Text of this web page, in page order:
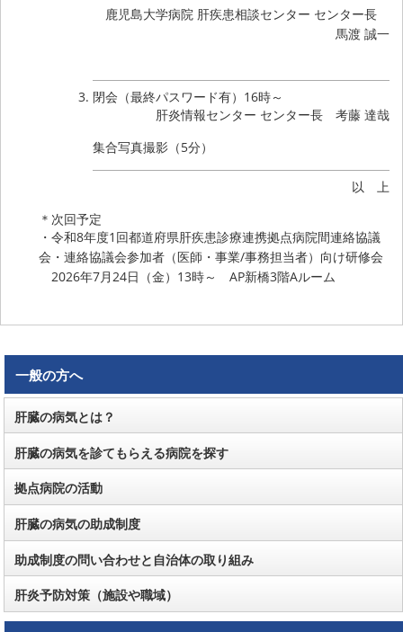
鹿児島大学病院 肝疾患相談センター センター長
馬渡 誠一
閉会（最終パスワード有）16時～
肝炎情報センター センター長 考藤 達哉
集合写真撮影（5分）
以 上
＊次回予定
・令和8年度1回都道府県肝疾患診療連携拠点病院間連絡協議
会・連絡協議会参加者（医師・事業/事務担当者）向け研修会
2026年7月24日（金）13時～ AP新橋3階Aルーム
一般の方へ
肝臓の病気とは？
肝臓の病気を診てもらえる病院を探す
拠点病院の活動
肝臓の病気の助成制度
助成制度の問い合わせと自治体の取り組み
肝炎予防対策（施設や職域）